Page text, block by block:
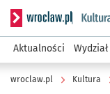
Serwis
Aktualności
wroclaw.pl Kultura